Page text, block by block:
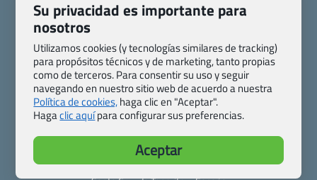
Quienes somos
Contacto
Pasaporte, Visado, Salud y otras disposiciones específicas
Blog de Viajes.com
Registro de agencias
Preguntas frecuentes
Condiciones generales
Política de privacidad y cookies
Transparencia
Todas las páginas – sitemap
Viajes.com
Last Minute Express S.L.U.
c/ Drago, CC HLS, Local 13
38660 Miraverde – Adeje
Su privacidad es importante para
nosotros
Utilizamos cookies (y tecnologías similares de tracking)
para propósitos técnicos y de marketing, tanto propias
como de terceros. Para consentir su uso y seguir
navegando en nuestro sitio web de acuerdo a nuestra
Política de cookies,haga clic en "Aceptar".
Hagaclic aquípara configurar sus preferencias.
Aceptar